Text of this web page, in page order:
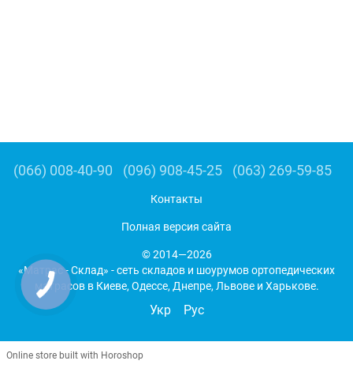
(066) 008-40-90 (096) 908-45-25 (063) 269-59-85
Контакты
Полная версия сайта
© 2014—2026
«Матрас - Склад» - сеть складов и шоурумов ортопедических
матрасов в Киеве, Одессе, Днепре, Львове и Харькове.
Укр Рус
Online store built with Horoshop